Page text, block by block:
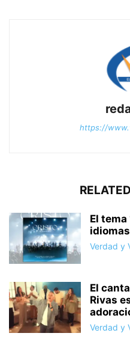
https://
El tema
Verdad y
El
Rivas
Verdad y